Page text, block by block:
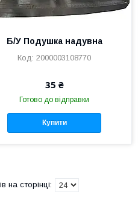
Б/У Подушка надувна
2000003108770
35 ₴
Готово до відправки
Купити